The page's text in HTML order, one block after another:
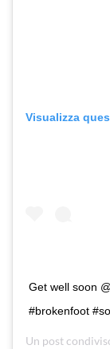
Visualizza
Get well soon
#brokenfoot
Un post